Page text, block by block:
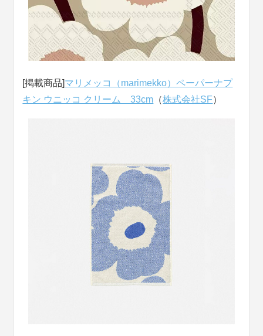
[掲載商品]マリメッコ（marimekko）ペーパーナプ
キン ウニッコ クリーム 33cm （株式会社SF）